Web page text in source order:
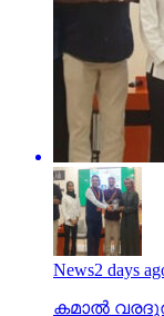
News2 days
കമാൽ